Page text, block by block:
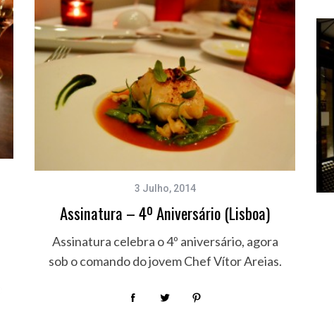
3 Julho, 2014
Assinatura – 4º Aniversário (Lisboa)
Assinatura celebra o 4º aniversário, agora
sob o comando do jovem Chef Vítor Areias.